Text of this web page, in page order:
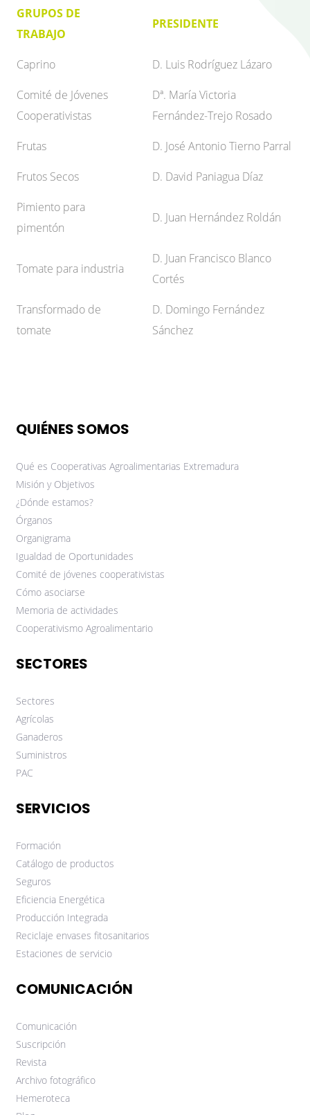
GRUPOS DE
TRABAJO
PRESIDENTE
Caprino
D. Luis Rodríguez Lázaro
Comité de Jóvenes
Cooperativistas
Dª. María Victoria
Fernández-Trejo Rosado
Frutas
D. José Antonio Tierno Parral
Frutos Secos
D. David Paniagua Díaz
Pimiento para
pimentón
D. Juan Hernández Roldán
Tomate para industria
D. Juan Francisco Blanco
Cortés
Transformado de
tomate
D. Domingo Fernández
Sánchez
QUIÉNES SOMOS
Qué es Cooperativas Agroalimentarias Extremadura
Misión y Objetivos
¿Dónde estamos?
Órganos
Organigrama
Igualdad de Oportunidades
Comité de jóvenes cooperativistas
Cómo asociarse
Memoria de actividades
Cooperativismo Agroalimentario
SECTORES
Sectores
Agrícolas
Ganaderos
Suministros
PAC
SERVICIOS
Formación
Catálogo de productos
Seguros
Eficiencia Energética
Producción Integrada
Reciclaje envases fitosanitarios
Estaciones de servicio
COMUNICACIÓN
Comunicación
Suscripción
Revista
Archivo fotográfico
Hemeroteca